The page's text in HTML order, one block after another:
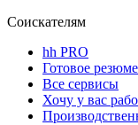
Соискателям
hh PRO
Готовое резюме
Все сервисы
Хочу у вас